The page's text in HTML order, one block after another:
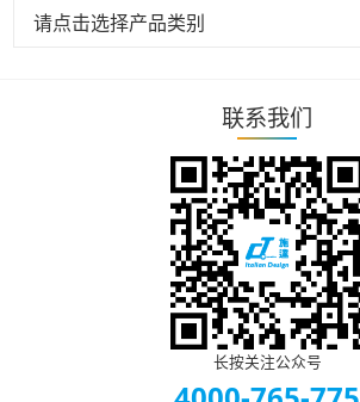
请点击选择产品类别
联系我们
长按关注公众号